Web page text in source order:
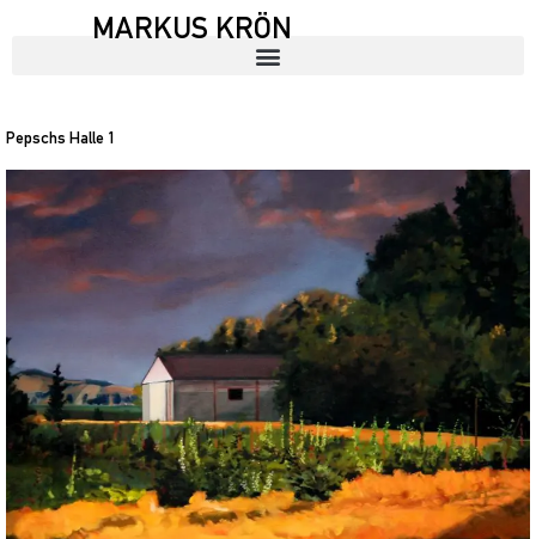
MARKUS KRÖN
Pepschs Halle 1